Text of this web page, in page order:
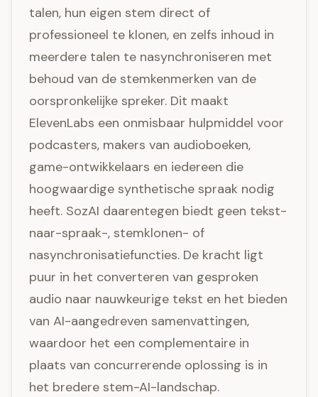
talen, hun eigen stem direct of
professioneel te klonen, en zelfs inhoud in
meerdere talen te nasynchroniseren met
behoud van de stemkenmerken van de
oorspronkelijke spreker. Dit maakt
ElevenLabs een onmisbaar hulpmiddel voor
podcasters, makers van audioboeken,
game-ontwikkelaars en iedereen die
hoogwaardige synthetische spraak nodig
heeft. SozAI daarentegen biedt geen tekst-
naar-spraak-, stemklonen- of
nasynchronisatiefuncties. De kracht ligt
puur in het converteren van gesproken
audio naar nauwkeurige tekst en het bieden
van AI-aangedreven samenvattingen,
waardoor het een complementaire in
plaats van concurrerende oplossing is in
het bredere stem-AI-landschap.